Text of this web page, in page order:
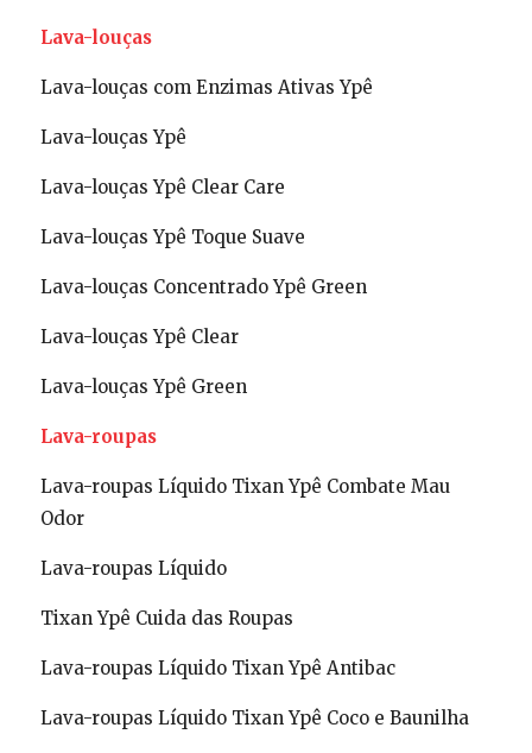
Lava-louças
Lava-louças com Enzimas Ativas Ypê
Lava-louças Ypê
Lava-louças Ypê Clear Care
Lava-louças Ypê Toque Suave
Lava-louças Concentrado Ypê Green
Lava-louças Ypê Clear
Lava-louças Ypê Green
Lava-roupas
Lava-roupas Líquido Tixan Ypê Combate Mau
Odor
Lava-roupas Líquido
Tixan Ypê Cuida das Roupas
Lava-roupas Líquido Tixan Ypê Antibac
Lava-roupas Líquido Tixan Ypê Coco e Baunilha